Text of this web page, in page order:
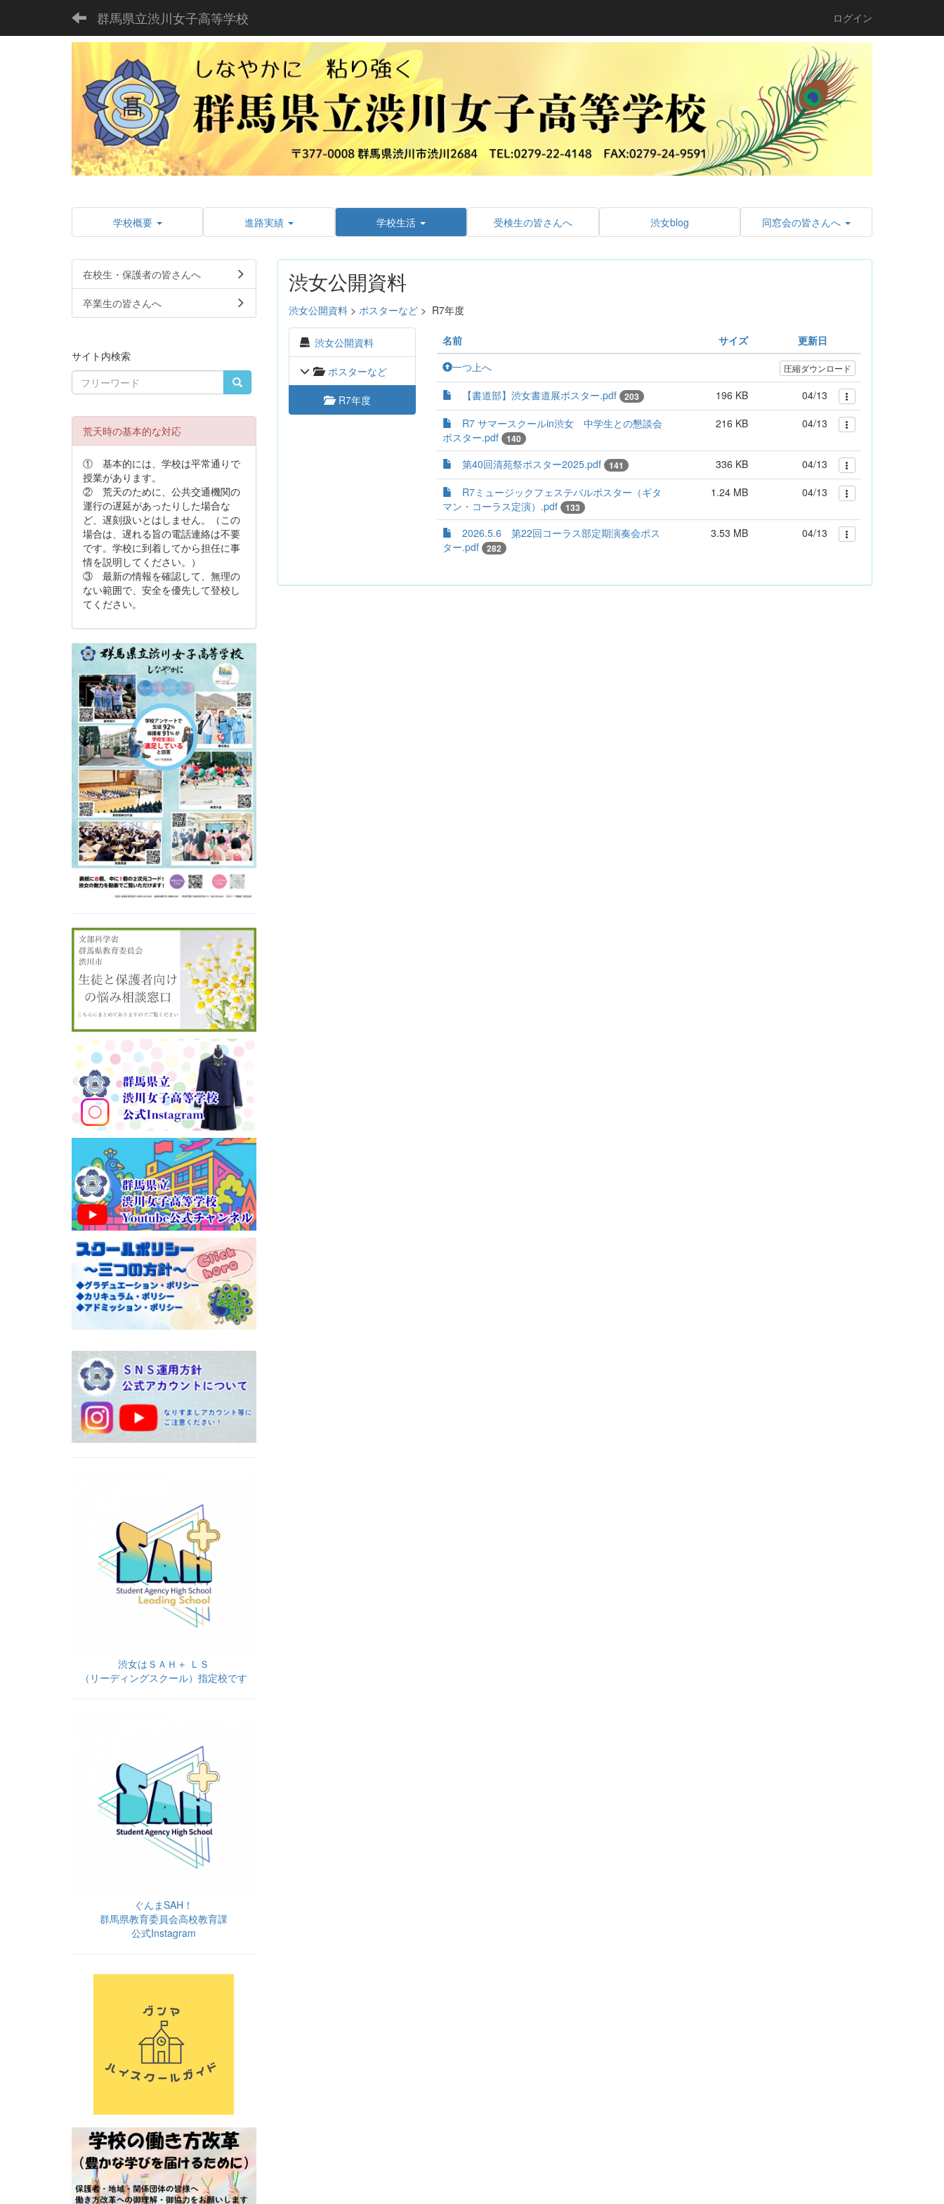
群馬県立渋川女子高等学校 ログイン
学校概要 進路実績 学校生活 受検生の皆さんへ 渋女blog 同窓会の皆さんへ
渋女公開資料
渋女公開資料> ポスターなど> R7年度
渋女公開資料
ポスターなど
R7年度
名前 サイズ
更新日
一つ上へ
圧縮ダウンロード
【書道部】渋女書道展ポスター.pdf 203 196 KB
04/13
R7 サマースクールin渋女 中学生との懇談会
ポスター.pdf
140
216 KB 04/13
第40回清苑祭ポスター2025.pdf 141 336 KB
04/13
R7ミュージックフェステバルポスター（ギタ
マン・コーラス定演）.pdf
133
1.24 MB 04/13
2026.5.6 第22回コーラス部定期演奏会ポス
ター.pdf
282
3.53 MB 04/13
在校生・保護者の皆さんへ
卒業生の皆さんへ
サイト内検索
荒天時の基本的な対応
① 基本的には、学校は平常通りで
授業があります。
② 荒天のために、公共交通機関の
運行の遅延があったりした場合な
ど、遅刻扱いとはしません。（この
場合は、遅れる旨の電話連絡は不要
です。学校に到着してから担任に事
情を説明してください。）
③ 最新の情報を確認して、無理の
ない範囲で、安全を優先して登校し
てください。
渋女はＳＡＨ＋ ＬＳ
（リーディングスクール）指定校です
ぐんまSAH！
群馬県教育委員会高校教育課
公式Instagram